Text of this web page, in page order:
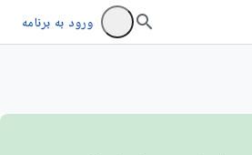
ورود به برنامه